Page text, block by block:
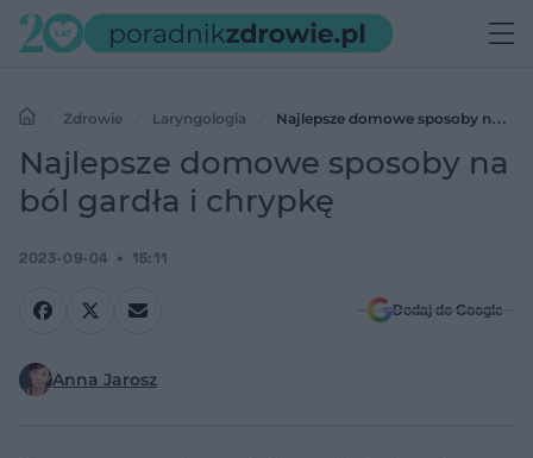
Zdrowie Laryngologia
Najlepsze domowe sposoby na ból
gardła i chrypkę
Najlepsze domowe sposoby na
ból gardła i chrypkę
2023-09-04 15:11
Dodaj do Google
Anna Jarosz